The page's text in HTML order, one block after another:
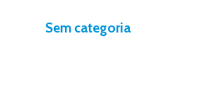
Sem categoria